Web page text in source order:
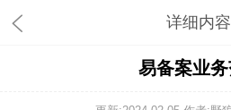
详细内容
易备案业务